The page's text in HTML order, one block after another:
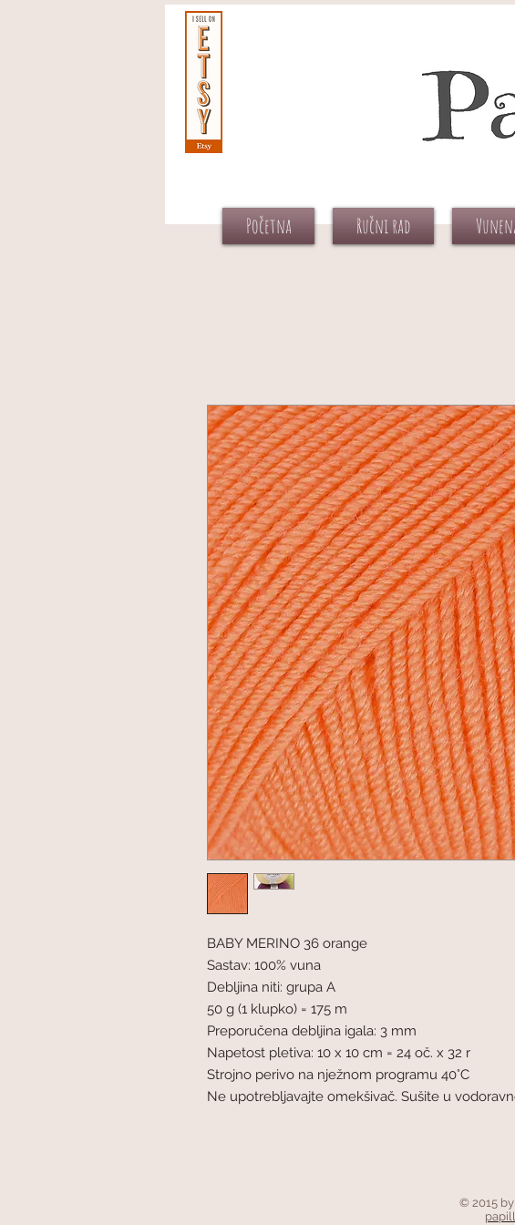
Početna Ručni rad
BABY MERINO 36 orange
Sastav: 100% vuna
Debljina niti: grupa A
50 g (1 klupko) = 175 m
Preporučena debljina igala: 3 mm
Napetost pletiva: 10 x 10 cm = 24 oč. x 32 r
Strojno perivo na nježnom programu 40°C
Ne upotrebljavajte omekšivač. Sušite u
© 2015